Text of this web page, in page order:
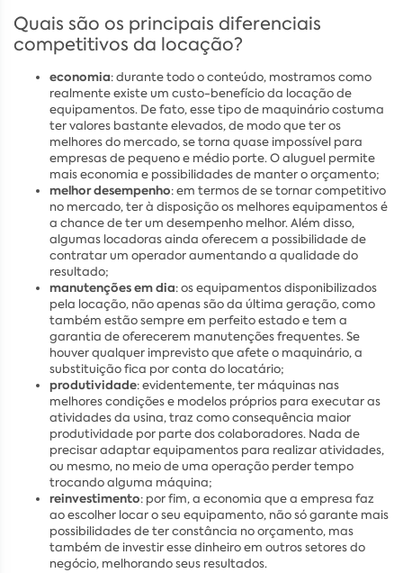
Quais são os principais diferenciais
competitivos da locação?
economia: durante todo o conteúdo, mostramos como
realmente existe um custo-benefício da locação de
equipamentos. De fato, esse tipo de maquinário costuma
ter valores bastante elevados, de modo que ter os
melhores do mercado, se torna quase impossível para
empresas de pequeno e médio porte. O aluguel permite
mais economia e possibilidades de manter o orçamento;
melhor desempenho: em termos de se tornar competitivo
no mercado, ter à disposição os melhores equipamentos é
a chance de ter um desempenho melhor. Além disso,
algumas locadoras ainda oferecem a possibilidade de
contratar um operador aumentando a qualidade do
resultado;
manutenções em dia: os equipamentos disponibilizados
pela locação, não apenas são da última geração, como
também estão sempre em perfeito estado e tem a
garantia de oferecerem manutenções frequentes. Se
houver qualquer imprevisto que afete o maquinário, a
substituição fica por conta do locatário;
produtividade: evidentemente, ter máquinas nas
melhores condições e modelos próprios para executar as
atividades da usina, traz como consequência maior
produtividade por parte dos colaboradores. Nada de
precisar adaptar equipamentos para realizar atividades,
ou mesmo, no meio de uma operação perder tempo
trocando alguma máquina;
reinvestimento: por fim, a economia que a empresa faz
ao escolher locar o seu equipamento, não só garante mais
possibilidades de ter constância no orçamento, mas
também de investir esse dinheiro em outros setores do
negócio, melhorando seus resultados.